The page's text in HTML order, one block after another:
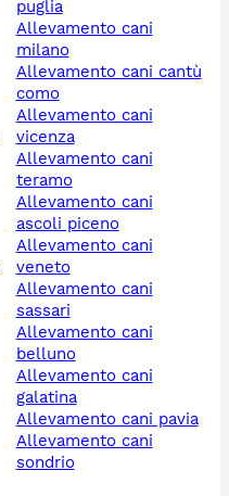
puglia
allevamento cani
milano
allevamento cani cantù
como
allevamento cani
vicenza
allevamento cani
teramo
allevamento cani
ascoli piceno
allevamento cani
veneto
allevamento cani
sassari
allevamento cani
belluno
allevamento cani
galatina
allevamento cani pavia
allevamento cani
sondrio